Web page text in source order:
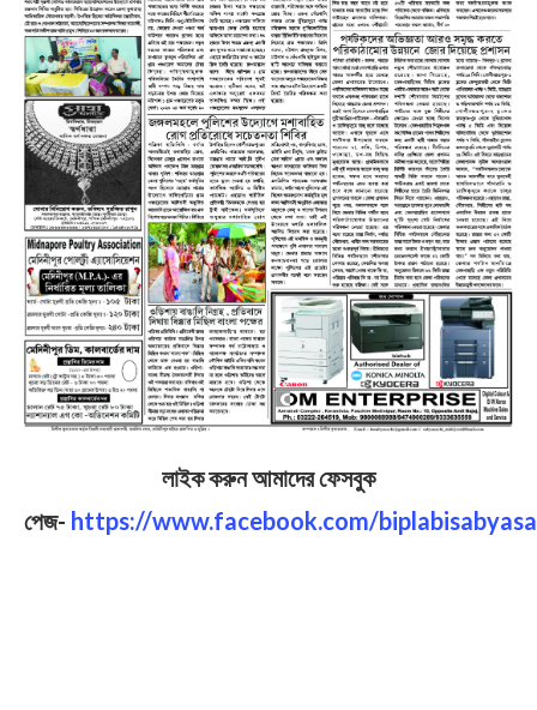
লাইক করুন আমাদের ফেসবুক
পেজ- https://www.facebook.com/